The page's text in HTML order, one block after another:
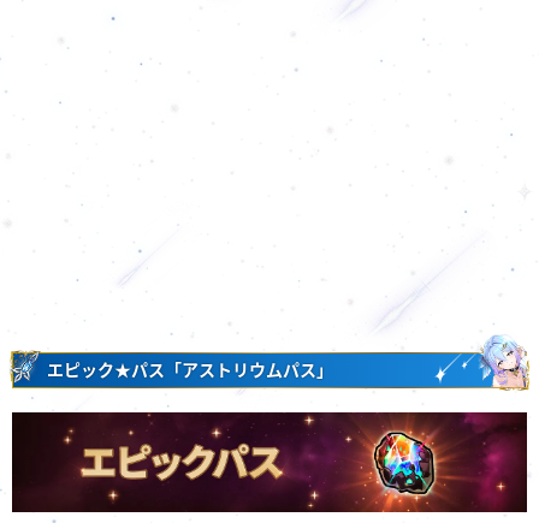
エピック★パス「アストリウムパス」